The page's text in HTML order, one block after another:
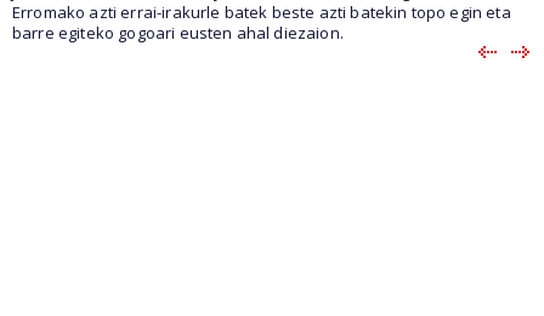
Erromako azti errai-irakurle batek beste azti batekin topo egin eta
barre egiteko gogoari eusten ahal diezaion.